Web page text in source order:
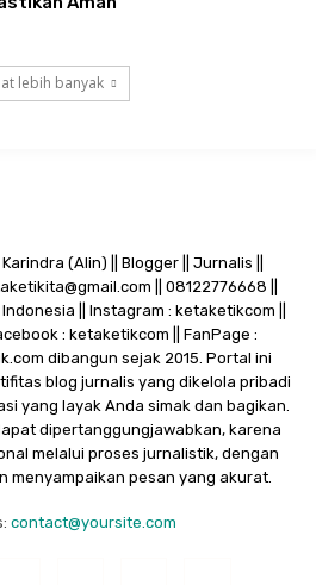
lebih banyak
(Alin) || Blogger || Jurnalis ||
|| 08122776668 ||
|| Instagram : ketaketikcom ||
: ketaketikcom || FanPage :
dibangun sejak 2015. Portal ini
blog jurnalis yang dikelola pribadi
yang layak Anda simak dan bagikan.
dipertanggungjawabkan, karena
melalui proses jurnalistik, dengan
menyampaikan pesan yang akurat.
contact@yoursite.com